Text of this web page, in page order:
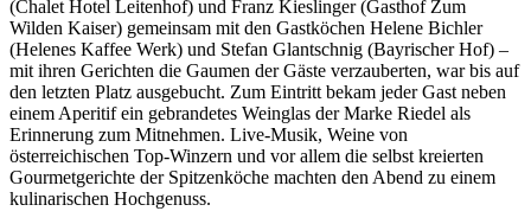
(Chalet Hotel Leitenhof) und Franz Kieslinger (Gasthof Zum
Wilden Kaiser) gemeinsam mit den Gastköchen Helene Bichler
(Helenes Kaffee Werk) und Stefan Glantschnig (Bayrischer Hof) –
mit ihren Gerichten die Gaumen der Gäste verzauberten, war bis auf
den letzten Platz ausgebucht. Zum Eintritt bekam jeder Gast neben
einem Aperitif ein gebrandetes Weinglas der Marke Riedel als
Erinnerung zum Mitnehmen. Live-Musik, Weine von
österreichischen Top-Winzern und vor allem die selbst kreierten
Gourmetgerichte der Spitzenköche machten den Abend zu einem
kulinarischen Hochgenuss.